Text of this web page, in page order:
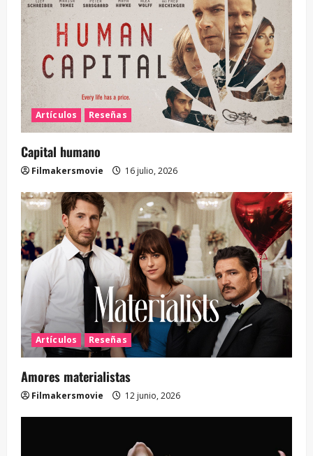
Artículos Reseñas
Capital humano
Filmakersmovie 16 julio, 2026
Artículos Reseñas
Amores materialistas
Filmakersmovie 12 junio, 2026